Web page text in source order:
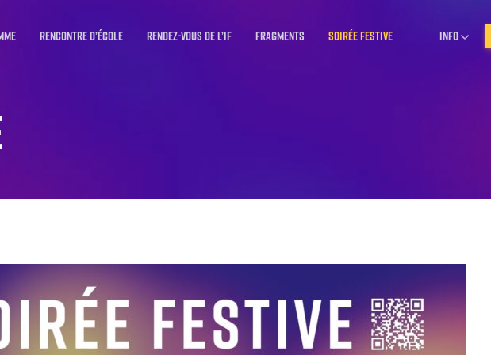
Rencontre d’école Rendez-vous de l’IF Fragments Soirée festive Info